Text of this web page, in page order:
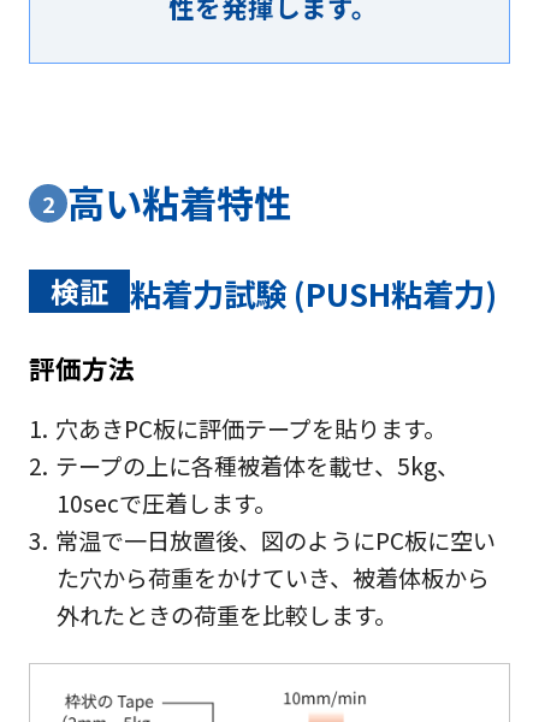
2 高い粘着特性
検証 粘着力試験 (PUSH粘着力)
評価方法
穴あきPC板に評価テープを貼ります。
テープの上に各種被着体を載せ、5kg、
10secで圧着します。
常温で一日放置後、図のようにPC板に空い
た穴から荷重をかけていき、被着体板から
外れたときの荷重を比較します。